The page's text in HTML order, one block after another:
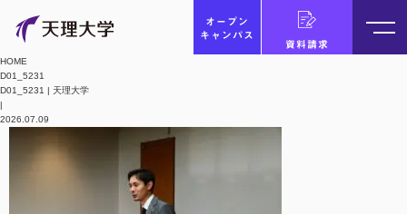
オープン
キャンパス
資料請求
HOME
D01_5231
D01_5231 | 天理大学
|
2026.07.09